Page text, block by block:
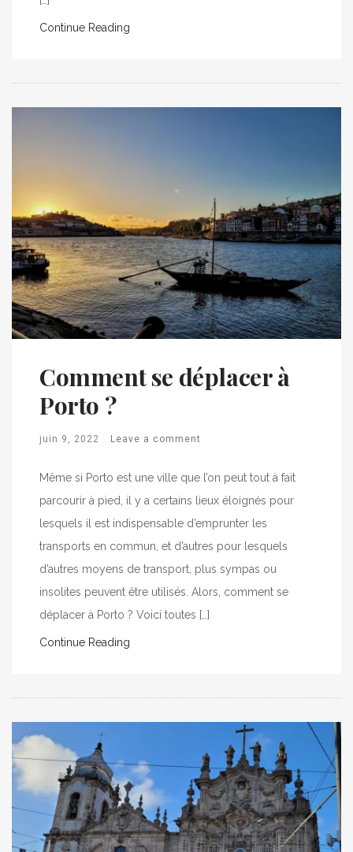
Continue Reading
Comment se déplacer à
Porto ?
juin 9, 2022 Leave a comment
Même si Porto est une ville que l’on peut tout à fait
parcourir à pied, il y a certains lieux éloignés pour
lesquels il est indispensable d’emprunter les
transports en commun, et d’autres pour lesquels
d’autres moyens de transport, plus sympas ou
insolites peuvent être utilisés. Alors, comment se
déplacer à Porto ? Voici toutes […]
Continue Reading